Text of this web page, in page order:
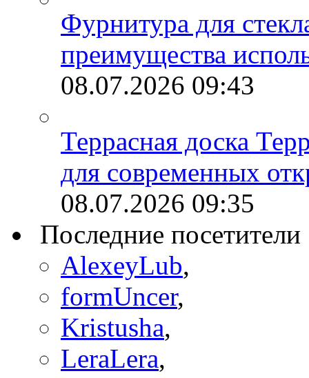
Фурнитура для
преимущества
08.07.2026 09:43
Террасная доска
для современных
08.07.2026 09:35
Последние посетители
AlexeyLub,
formUncer,
Kristusha,
LeraLera,